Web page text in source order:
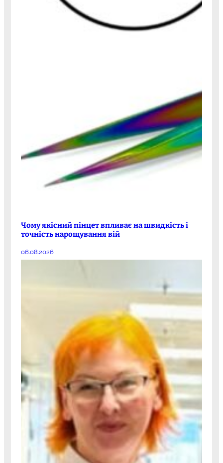
Чому якісний пінцет впливає на швидкість і
точність нарощування вій
06.08.2026